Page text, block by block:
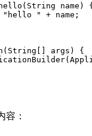
hello (String name)
"hello "
+ name;
(String[] args)
{
容：